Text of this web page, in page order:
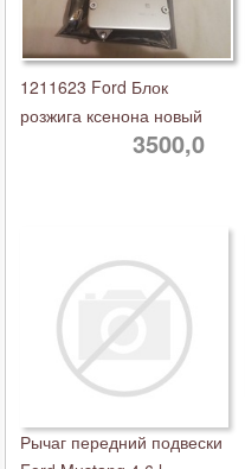
1211623 Ford Блок
розжига ксенона новый
3500,0
Рычаг передний подвески